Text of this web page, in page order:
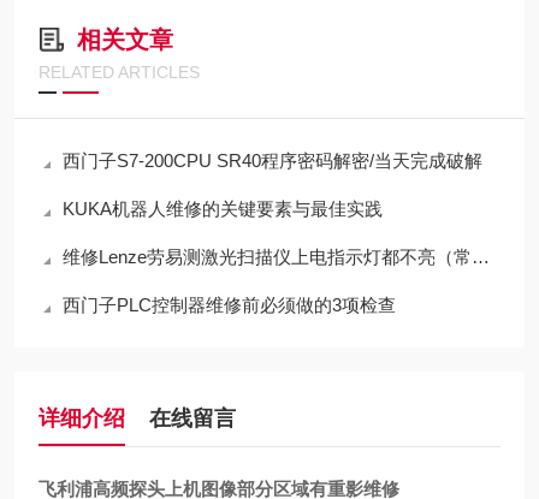
相关文章
RELATED ARTICLES
西门子S7-200CPU SR40程序密码解密/当天完成破解
KUKA机器人维修的关键要素与最佳实践
维修Lenze劳易测激光扫描仪上电指示灯都不亮（常年修此故障）
西门子PLC控制器维修前必须做的3项检查
详细介绍 在线留言
飞利浦高频探头上机图像部分区域有重影维修